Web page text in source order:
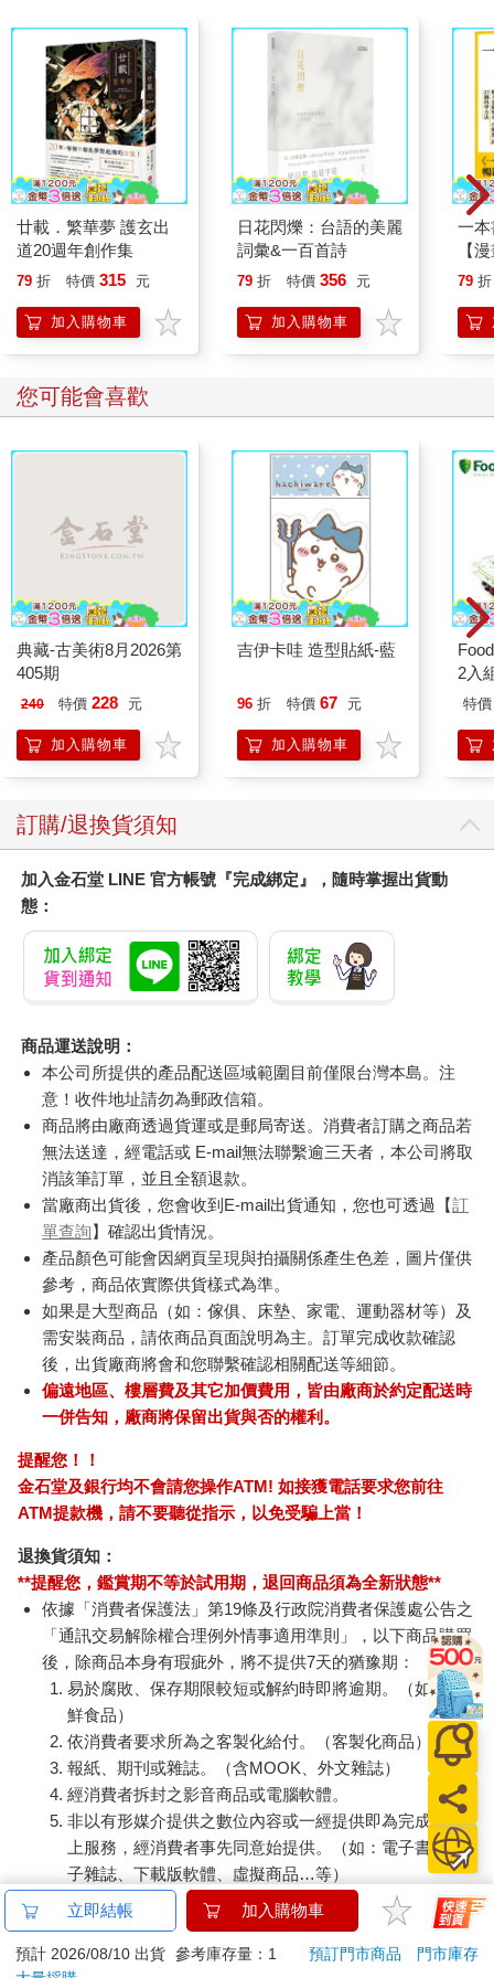
廿載．繁華夢 護玄出
道20週年創作集
79 折 特價 315 元
加入購物車
日花閃爍：台語的美麗
詞彙&一百首詩
79 折 特價 356 元
加入購物車
一
【
行
「
學方
79 折
您可能會喜歡
典藏-古美術8月2026第
405期
240 特價 228 元
加入購物車
吉伊卡哇 造型貼紙-藍
96 折 特價 67 元
加入購物車
2入
特價
訂購/退換貨須知
加入金石堂 LINE 官方帳號『完成綁定』，隨時掌握出貨動
態：
商品運送說明：
本公司所提供的產品配送區域範圍目前僅限台灣本島。注
意！收件地址請勿為郵政信箱。
商品將由廠商透過貨運或是郵局寄送。消費者訂購之商品若
無法送達，經電話或 E-mail無法聯繫逾三天者，本公司將取
消該筆訂單，並且全額退款。
當廠商出貨後，您會收到E-mail出貨通知，您也可透過【訂
單查詢】確認出貨情況。
產品顏色可能會因網頁呈現與拍攝關係產生色差，圖片僅供
參考，商品依實際供貨樣式為準。
如果是大型商品（如：傢俱、床墊、家電、運動器材等）及
需安裝商品，請依商品頁面說明為主。訂單完成收款確認
後，出貨廠商將會和您聯繫確認相關配送等細節。
偏遠地區、樓層費及其它加價費用，皆由廠商於約定配送時
一併告知，廠商將保留出貨與否的權利。
提醒您！！
金石堂及銀行均不會請您操作ATM! 如接獲電話要求您前往
ATM提款機，請不要聽從指示，以免受騙上當！
退換貨須知：
**提醒您，鑑賞期不等於試用期，退回商品須為全新狀態**
依據「消費者保護法」第19條及行政院消費者保護處公告之
「通訊交易解除權合理例外情事適用準則」，以下商品購買
後，除商品本身有瑕疵外，將不提供7天的猶豫期：
易於腐敗、保存期限較短或解約時即將逾期。（如：生
鮮食品）
依消費者要求所為之客製化給付。（客製化商品）
報紙、期刊或雜誌。（含MOOK、外文雜誌）
經消費者拆封之影音商品或電腦軟體。
非以有形媒介提供之數位內容或一經提供即為完成之線
上服務，經消費者事先同意始提供。（如：電子書、電
子雜誌、下載版軟體、虛擬商品…等）
已拆封之個人衛生用品。（如：內衣褲、刮鬍刀、除毛
刀…等）
若非上列種類商品，均享有到貨7天的猶豫期（含例假
立即結帳 加入購物車
預計 2026/08/10 出貨 參考庫存量：1 預訂門市商品
門市庫存